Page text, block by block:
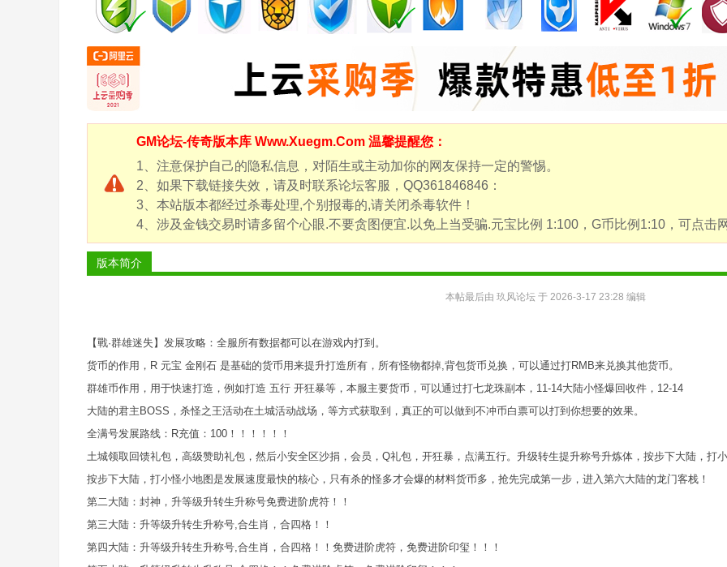
GM论坛-传奇版本库 Www.Xuegm.Com 温馨提醒您：
1、注意保护自己的隐私信息，对陌生或主动加你的网友保持一定的警惕。
2、如果下载链接失效，请及时联系论坛客服，QQ361846846：
3、本站版本都经过杀毒处理,个别报毒的,请关闭杀毒软件！
4、涉及金钱交易时请多留个心眼.不要贪图便宜.以免上当受骗.元宝比例 1:100，G币比例1:10，可点击
版本简介
本帖最后由 玖风论坛 于 2026-3-17 23:28 编辑
【戰·群雄迷失】发展攻略：全服所有数据都可以在游戏内打到。
货币的作用，R 元宝 金刚石 是基础的货币用来提升打造所有，所有怪物都掉,背包货币兑换，可以通过打RMB来兑换其他货币。
群雄币作用，用于快速打造，例如打造 五行 开狂暴等，本服主要货币，可以通过打七龙珠副本，11-14大陆小怪爆回收件，12-14
大陆的君主BOSS，杀怪之王活动在土城活动战场，等方式获取到，真正的可以做到不冲币白票可以打到你想要的效果。
全满号发展路线：R充值：100！！！！！！
土城领取回馈礼包，高级赞助礼包，然后小安全区沙捐，会员，Q礼包，开狂暴，点满五行。升级转生提升称号升炼体，按步下大陆，打
按步下大陆，打小怪小地图是发展速度最快的核心，只有杀的怪多才会爆的材料货币多，抢先完成第一步，进入第六大陆的龙门客栈！
第二大陆：封神，升等级升转生升称号免费进阶虎符！！
第三大陆：升等级升转生升称号,合生肖，合四格！！
第四大陆：升等级升转生升称号,合生肖，合四格！！免费进阶虎符，免费进阶印玺！！！